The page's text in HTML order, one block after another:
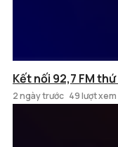
Kết nối 92,7 FM
2 ngày trước 49 lượt xem